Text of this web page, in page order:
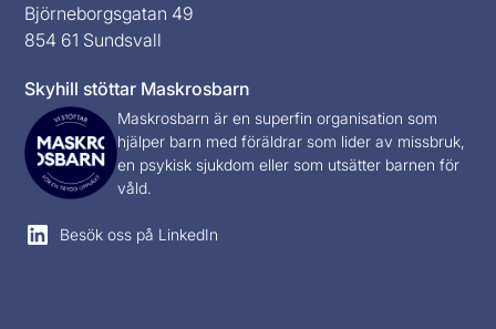
Björneborgsgatan 49
854 61 Sundsvall
Skyhill stöttar Maskrosbarn
Maskrosbarn är en superfin organisation som
hjälper barn med föräldrar som lider av missbruk,
en psykisk sjukdom eller som utsätter barnen för
våld.
Besök oss på LinkedIn